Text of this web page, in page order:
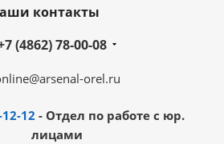
контакты
(4862) 78-00-08
orel.ru
12 - Отдел по работе с юр.
лицами